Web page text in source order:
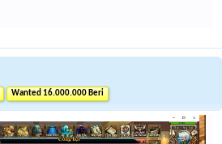
Wanted 16.000.000 Beri